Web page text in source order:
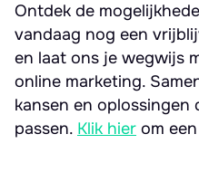
Ontdek de
vandaag nog een
en laat ons je wegwijs
online marketing.
kansen en
passen. Klik hier om